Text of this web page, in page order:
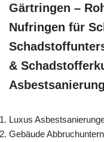
Gärtringen –
Nufringen für
&
Luxus
Gebäude